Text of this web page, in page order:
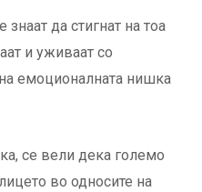
да стигнат на тоа
и уживаат со
емоционалната нишка
се вели дека големо
во односите на